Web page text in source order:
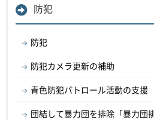
防犯
防犯
防犯カメラ更新の補助
青色防犯パトロール活動の支援
団結して暴力団を排除「暴力団